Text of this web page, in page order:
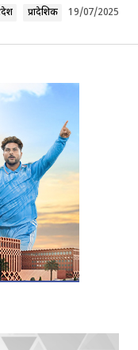
प्रादेशिक 19/07/2025